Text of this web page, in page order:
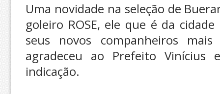
Uma novidade na seleção de
goleiro ROSE, ele que é da
seus novos companheiros
agradeceu ao Prefeito
indicação.